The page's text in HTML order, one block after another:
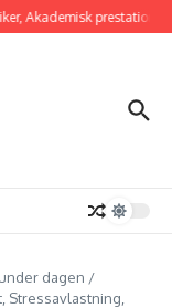
Akademisk prestation,
dagen /
Stressavlastning,